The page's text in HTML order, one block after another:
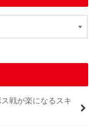
戦が楽になるスキ